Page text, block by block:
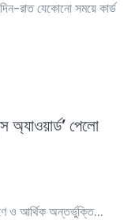
রাত যেকোনো সময়ে কার্ড
অ্যাওয়ার্ড’ পেলো
ও আর্থিক অন্তর্ভুক্তি...